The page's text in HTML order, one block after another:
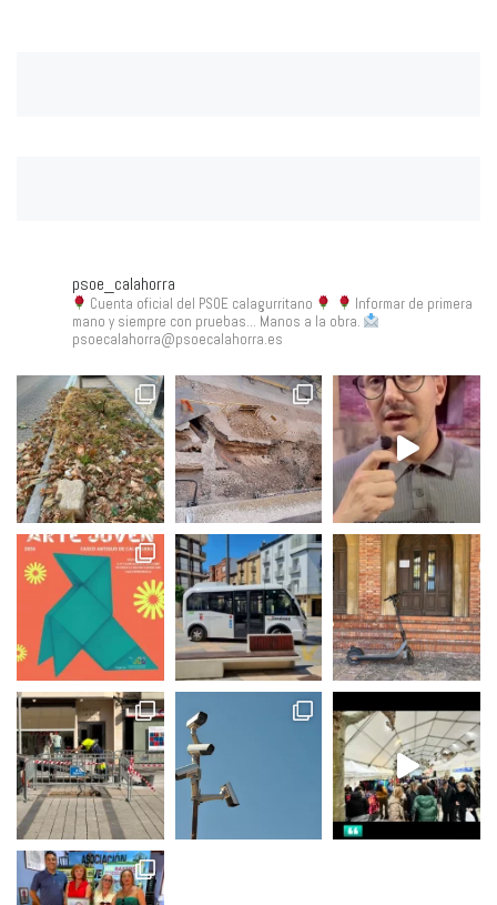
psoe_calahorra
Cuenta oficial del PSOE calagurritano
Informar de primera
mano y siempre con pruebas... Manos a la obra.
psoecalahorra@psoecalahorra.es